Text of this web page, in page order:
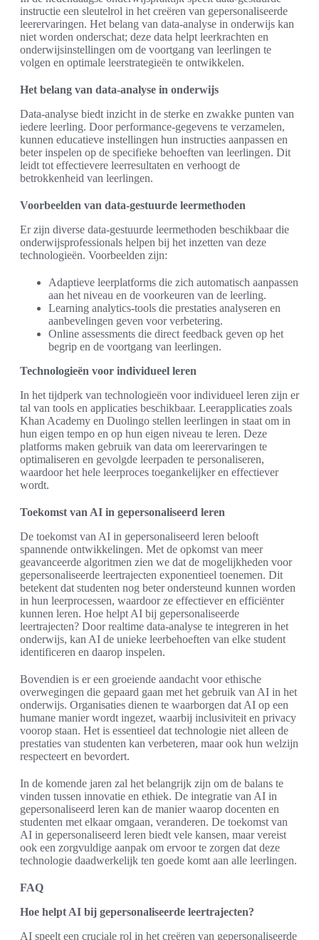
instructie een sleutelrol in het creëren van gepersonaliseerde
leerervaringen. Het belang van data-analyse in onderwijs kan
niet worden onderschat; deze data helpt leerkrachten en
onderwijsinstellingen om de voortgang van leerlingen te
volgen en optimale leerstrategieën te ontwikkelen.
Het belang van data-analyse in onderwijs
Data-analyse biedt inzicht in de sterke en zwakke punten van
iedere leerling. Door performance-gegevens te verzamelen,
kunnen educatieve instellingen hun instructies aanpassen en
beter inspelen op de specifieke behoeften van leerlingen. Dit
leidt tot effectievere leerresultaten en verhoogt de
betrokkenheid van leerlingen.
Voorbeelden van data-gestuurde leermethoden
Er zijn diverse data-gestuurde leermethoden beschikbaar die
onderwijsprofessionals helpen bij het inzetten van deze
technologieën. Voorbeelden zijn:
Adaptieve leerplatforms die zich automatisch aanpassen
aan het niveau en de voorkeuren van de leerling.
Learning analytics-tools die prestaties analyseren en
aanbevelingen geven voor verbetering.
Online assessments die direct feedback geven op het
begrip en de voortgang van leerlingen.
Technologieën voor individueel leren
In het tijdperk van technologieën voor individueel leren zijn er
tal van tools en applicaties beschikbaar. Leerapplicaties zoals
Khan Academy en Duolingo stellen leerlingen in staat om in
hun eigen tempo en op hun eigen niveau te leren. Deze
platforms maken gebruik van data om leerervaringen te
optimaliseren en gevolgde leerpaden te personaliseren,
waardoor het hele leerproces toegankelijker en effectiever
wordt.
Toekomst van AI in gepersonaliseerd leren
De toekomst van AI in gepersonaliseerd leren belooft
spannende ontwikkelingen. Met de opkomst van meer
geavanceerde algoritmen zien we dat de mogelijkheden voor
gepersonaliseerde leertrajecten exponentieel toenemen. Dit
betekent dat studenten nog beter ondersteund kunnen worden
in hun leerprocessen, waardoor ze effectiever en efficiënter
kunnen leren. Hoe helpt AI bij gepersonaliseerde
leertrajecten? Door realtime data-analyse te integreren in het
onderwijs, kan AI de unieke leerbehoeften van elke student
identificeren en daarop inspelen.
Bovendien is er een groeiende aandacht voor ethische
overwegingen die gepaard gaan met het gebruik van AI in het
onderwijs. Organisaties dienen te waarborgen dat AI op een
humane manier wordt ingezet, waarbij inclusiviteit en privacy
voorop staan. Het is essentieel dat technologie niet alleen de
prestaties van studenten kan verbeteren, maar ook hun welzijn
respecteert en bevordert.
In de komende jaren zal het belangrijk zijn om de balans te
vinden tussen innovatie en ethiek. De integratie van AI in
gepersonaliseerd leren kan de manier waarop docenten en
studenten met elkaar omgaan, veranderen. De toekomst van
AI in gepersonaliseerd leren biedt vele kansen, maar vereist
ook een zorgvuldige aanpak om ervoor te zorgen dat deze
technologie daadwerkelijk ten goede komt aan alle leerlingen.
FAQ
Hoe helpt AI bij gepersonaliseerde leertrajecten?
AI speelt een cruciale rol in het creëren van gepersonaliseerde